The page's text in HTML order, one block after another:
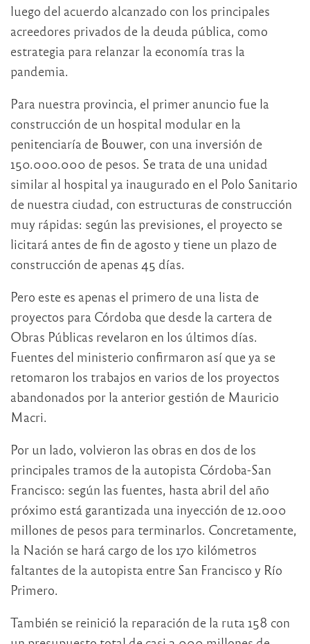
luego del acuerdo alcanzado con los principales
acreedores privados de la deuda pública, como
estrategia para relanzar la economía tras la
pandemia.
Para nuestra provincia, el primer anuncio fue la
construcción de un hospital modular en la
penitenciaría de Bouwer, con una inversión de
150.000.000 de pesos. Se trata de una unidad
similar al hospital ya inaugurado en el Polo Sanitario
de nuestra ciudad, con estructuras de construcción
muy rápidas: según las previsiones, el proyecto se
licitará antes de fin de agosto y tiene un plazo de
construcción de apenas 45 días.
Pero este es apenas el primero de una lista de
proyectos para Córdoba que desde la cartera de
Obras Públicas revelaron en los últimos días.
Fuentes del ministerio confirmaron así que ya se
retomaron los trabajos en varios de los proyectos
abandonados por la anterior gestión de Mauricio
Macri.
Por un lado, volvieron las obras en dos de los
principales tramos de la autopista Córdoba-San
Francisco: según las fuentes, hasta abril del año
próximo está garantizada una inyección de 12.000
millones de pesos para terminarlos. Concretamente,
la Nación se hará cargo de los 170 kilómetros
faltantes de la autopista entre San Francisco y Río
Primero.
También se reinició la reparación de la ruta 158 con